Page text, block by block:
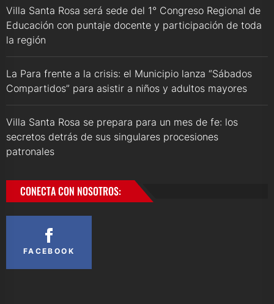
Villa Santa Rosa será sede del 1° Congreso Regional de
Educación con puntaje docente y participación de toda
la región
La Para frente a la crisis: el Municipio lanza “Sábados
Compartidos” para asistir a niños y adultos mayores
Villa Santa Rosa se prepara para un mes de fe: los
secretos detrás de sus singulares procesiones
patronales
CONECTA CON NOSOTROS:
FACEBOOK